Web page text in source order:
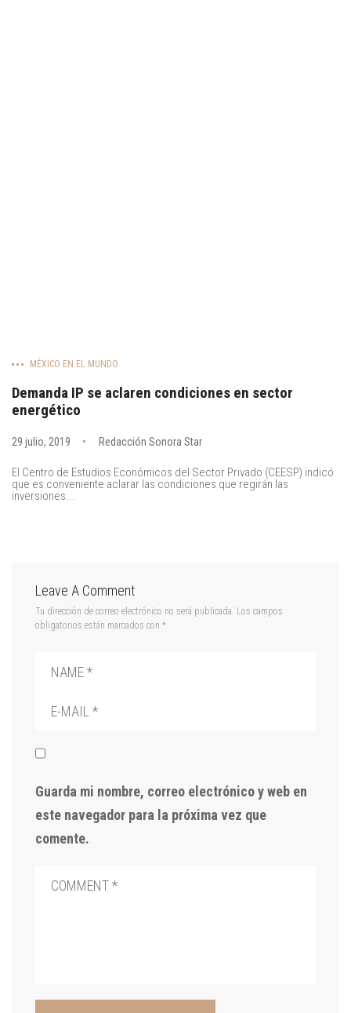
MÉXICO EN EL MUNDO
Demanda IP se aclaren condiciones en sector
energético
29 julio, 2019 Redacción Sonora Star
El Centro de Estudios Económicos del Sector Privado (CEESP) indicó
que es conveniente aclarar las condiciones que regirán las
inversiones...
Leave A Comment
Tu dirección de correo electrónico no será publicada. Los campos
obligatorios están marcados con *
Guarda mi nombre, correo electrónico y web en
este navegador para la próxima vez que
comente.